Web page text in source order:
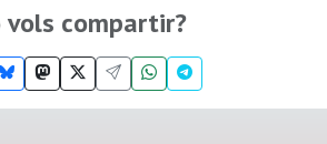
vols compartir?